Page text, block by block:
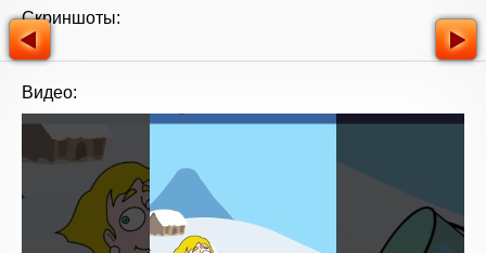
Скриншоты:
Видео: